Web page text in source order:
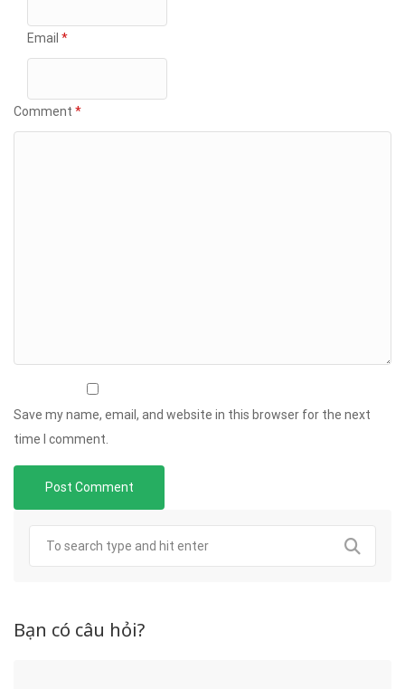
Email *
Comment *
Save my name, email, and website in this browser for the next
time I comment.
Bạn có câu hỏi?